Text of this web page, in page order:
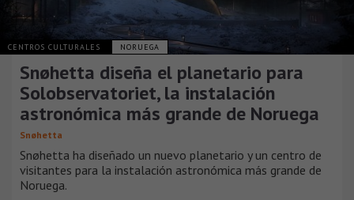
CENTROS CULTURALES NORUEGA
Snøhetta diseña el planetario para
Solobservatoriet, la instalación
astronómica más grande de Noruega
Snøhetta
Snøhetta ha diseñado un nuevo planetario y un centro de
visitantes para la instalación astronómica más grande de
Noruega.